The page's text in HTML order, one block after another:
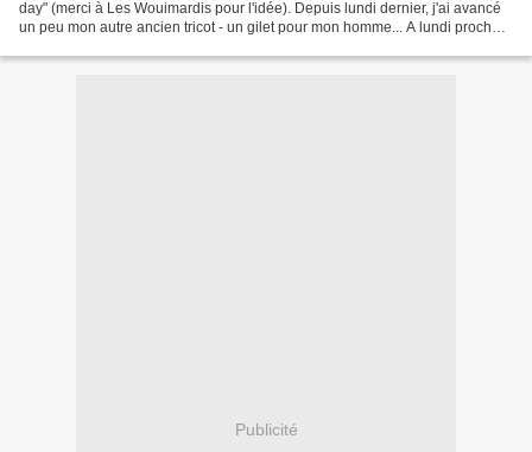
day" (merci à Les Wouimardis pour l'idée). Depuis lundi dernier, j'ai avancé
un peu mon autre ancien tricot - un gilet pour mon homme... A lundi prochain
Publicité